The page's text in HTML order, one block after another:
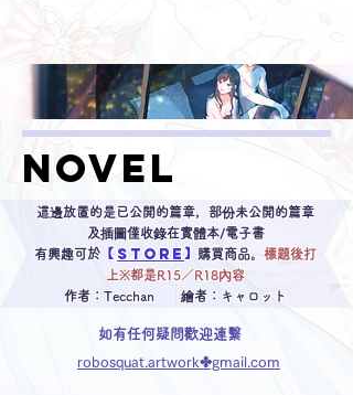
novel
這邊放置的是已公開的篇章，部份未公開的篇章
及插圖僅收錄在實體本/電子書
有興趣可於 【 STORE 】 購買商品。 標題後打
上※都是R15／R18內容
作者： Tecchan 繪者： キャロット
如有任何疑問歡迎連繫
robosquat.artwork✤gmail.com